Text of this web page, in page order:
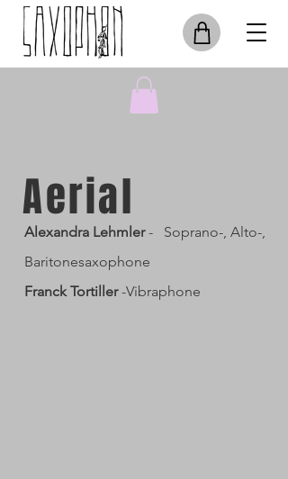
Aerial
Alexandra Lehmler- Soprano-, Alto-,
Baritonesaxophone
Franck Tortiller-Vibraphone